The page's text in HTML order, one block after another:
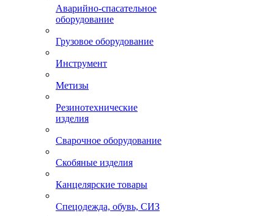
Аварийно-спасательное
оборудование
Грузовое оборудование
Инструмент
Метизы
Резинотехнические
изделия
Сварочное оборудование
Скобяные изделия
Канцелярские товары
Спецодежда, обувь, СИЗ